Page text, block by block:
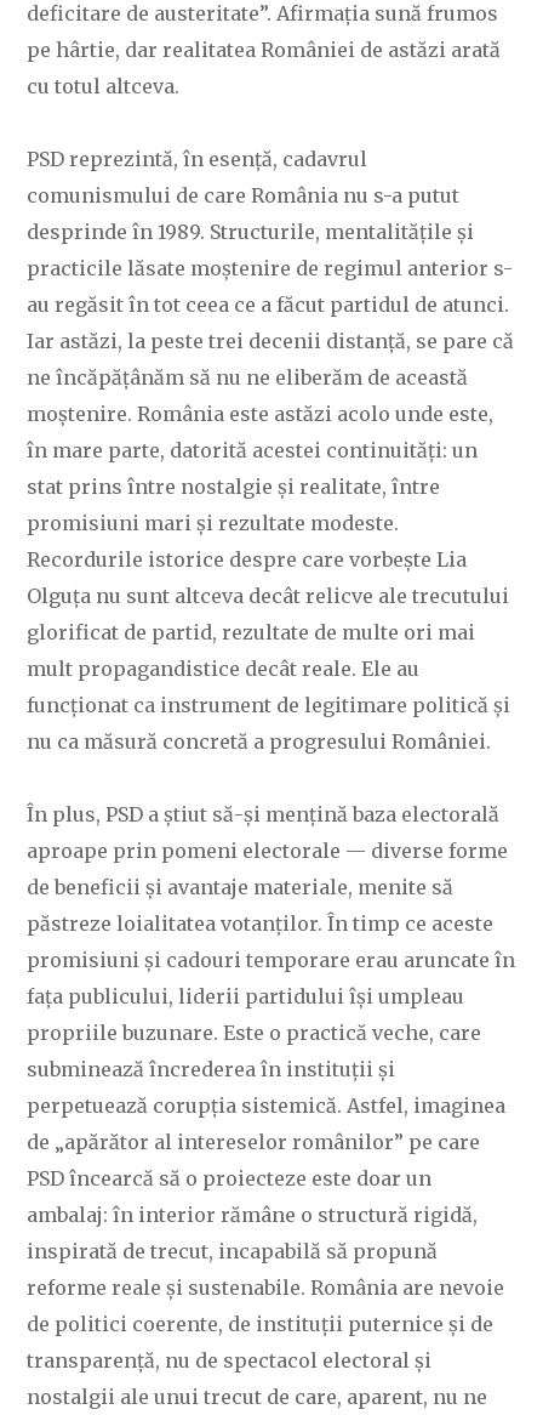
deficitare de austeritate”. Afirmația sună frumos
pe hârtie, dar realitatea României de astăzi arată
cu totul altceva.
PSD reprezintă, în esență, cadavrul
comunismului de care România nu s-a putut
desprinde în 1989. Structurile, mentalitățile și
practicile lăsate moștenire de regimul anterior s-
au regăsit în tot ceea ce a făcut partidul de atunci.
Iar astăzi, la peste trei decenii distanță, se pare că
ne încăpățânăm să nu ne eliberăm de această
moștenire. România este astăzi acolo unde este,
în mare parte, datorită acestei continuități: un
stat prins între nostalgie și realitate, între
promisiuni mari și rezultate modeste.
Recordurile istorice despre care vorbește Lia
Olguța nu sunt altceva decât relicve ale trecutului
glorificat de partid, rezultate de multe ori mai
mult propagandistice decât reale. Ele au
funcționat ca instrument de legitimare politică și
nu ca măsură concretă a progresului României.
În plus, PSD a știut să-și mențină baza electorală
aproape prin pomeni electorale — diverse forme
de beneficii și avantaje materiale, menite să
păstreze loialitatea votanților. În timp ce aceste
promisiuni și cadouri temporare erau aruncate în
fața publicului, liderii partidului își umpleau
propriile buzunare. Este o practică veche, care
subminează încrederea în instituții și
perpetuează corupția sistemică. Astfel, imaginea
de „apărător al intereselor românilor” pe care
PSD încearcă să o proiecteze este doar un
ambalaj: în interior rămâne o structură rigidă,
inspirată de trecut, incapabilă să propună
reforme reale și sustenabile. România are nevoie
de politici coerente, de instituții puternice și de
transparență, nu de spectacol electoral și
nostalgii ale unui trecut de care, aparent, nu ne